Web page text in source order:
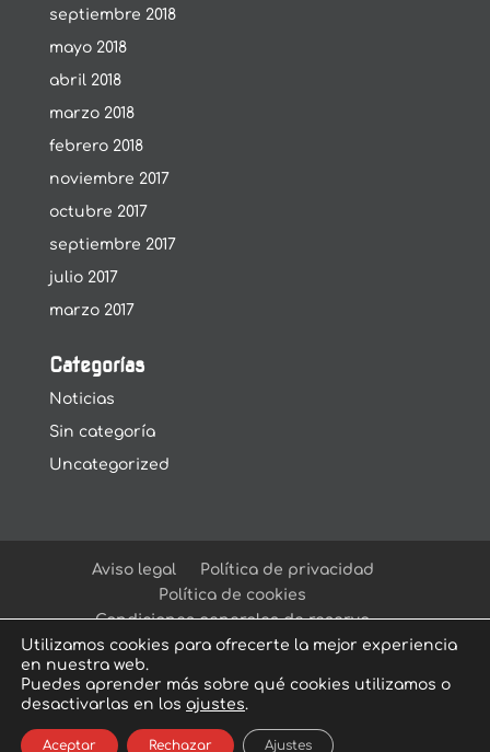
septiembre 2018
mayo 2018
abril 2018
marzo 2018
febrero 2018
noviembre 2017
octubre 2017
septiembre 2017
julio 2017
marzo 2017
Categorías
Noticias
Sin categoría
Uncategorized
Aviso legal
Política de privacidad
Política de cookies
Condiciones generales de reserva
© Arcadia Escape Room| Escape Room en
Utilizamos cookies para ofrecerte la mejor experiencia
en nuestra web.
Puedes aprender más sobre qué cookies utilizamos o
desactivarlas en los ajustes.
Aceptar Rechazar Ajustes